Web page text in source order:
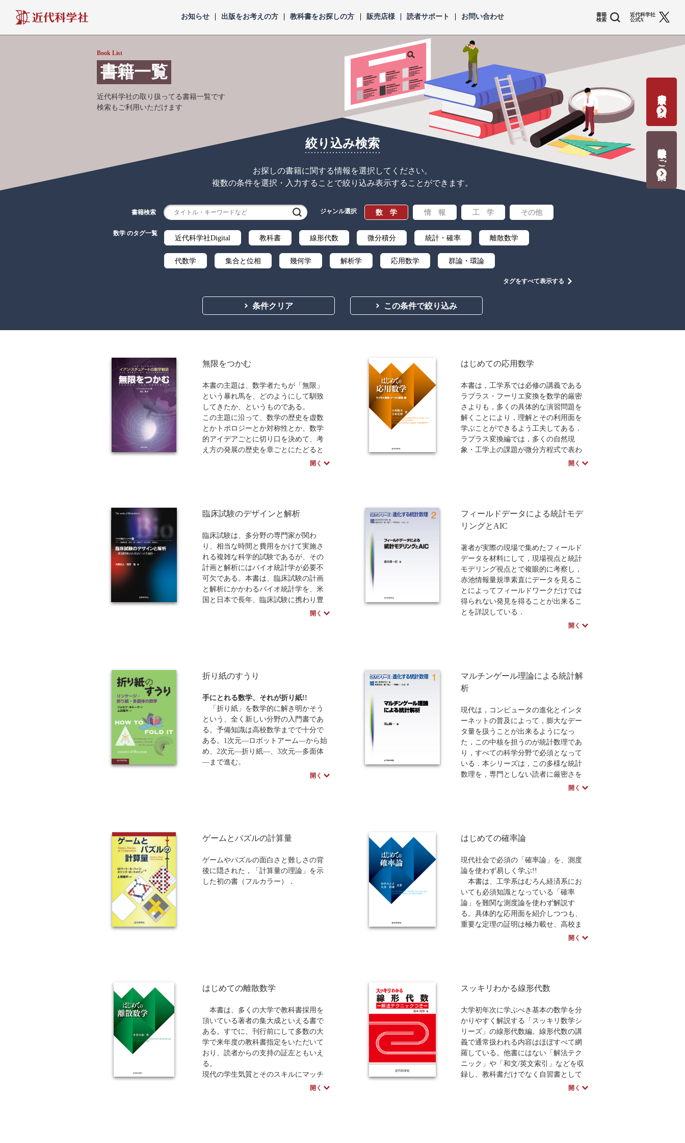
近代科学社
書籍
検索
お知らせ 出版をお考えの方 教科書をお探しの方 販売店様 読者サポート お問い合わせ
近代科学社
公式X
Book List
書籍一覧
近代科学社の取り扱ってる書籍一覧です
検索もご利用いただけます
絞り込み検索
お探しの書籍に関する情報を選択してください。
複数の条件を選択・入力することで絞り込み表示することができます。
書籍検索 検索
ジャンル選択 数 学 情 報 工 学 その他
数学 のタグ一覧
近代科学社Digital 教科書 線形代数 微分積分 統計・確率 離散数学
代数学 集合と位相 幾何学 解析学 応用数学 群論・環論
中学・高校数学
タグをすべて表示する
条件クリア この条件で絞り込み
無限をつかむ
本書の主題は、数学者たちが「無限」
という暴れ馬を、どのようにして馴致
してきたか、というものである。
この主題に沿って、数学の歴史を虚数
とかトポロジーとか対称性とか、数学
的アイデアごとに切り口を決めて、考
え方の発展の歴史を章ごとにたどると
いう趣向の本である。数学の歴史を読
開く
はじめての応用数学
本書は，工学系では必修の講義である
ラプラス・フーリエ変換を数学的厳密
さよりも，多くの具体的な演習問題を
解くことにより，理解とその利用面を
学ぶことができるよう工夫してある．
ラプラス変換編では，多くの自然現
象・工学上の課題が微分方程式で表わ
されることを示し，それを解く道具と
がある．そこで本書では，表計算ソフ
トを利用して視覚的に確認しながら進
章末には演習問題とそのほぼ完全解を
掲載して，確実な理解ができるよう工
夫.
開く
臨床試験のデザインと解析
臨床試験は、多分野の専門家が関わ
り、相当な時間と費用をかけて実施さ
れる複雑な科学的試験であるが、その
計画と解析にはバイオ統計学が必要不
可欠である。本書は、臨床試験の計画
と解析にかかわるバイオ統計学を、米
国と日本で長年、臨床試験に携わり豊
富な経験をもった二人のバイオ統計家
開く
フィールドデータによる統計モデ
リングとAIC
著者が実際の現場で集めたフィールド
データを材料にして，現場視点と統計
モデリング視点とで複眼的に考察し，
赤池情報量規準素直にデータを見るこ
とによってフィールドワークだけでは
得られない発見を得ることが出来るこ
とを詳説している．
数理を得意としないフィールドワー
についての異色の入門書である．
開く
折り紙のすうり
手にとれる数学、それが折り紙!!
「折り紙」を数学的に解き明かそう
という、全く新しい分野の入門書であ
る。予備知識は高校数学までで十分で
ある。1次元―ロボットアーム―から始
め、2次元―折り紙―、3次元―多面体
―まで進む。
想定読者を数学初学者としているた
めることができる。まさに、実体のあ
く学ぶことのできる良書である。
開く
マルチンゲール理論による統計解
析
現代は，コンピュータの進化とインタ
ーネットの普及によって，膨大なデー
タ量を扱うことが出来るようになっ
た，この中核を担うのが統計数理であ
り，すべての科学分野で必須となって
いる．本シリーズは，この多様な統計
数理を，専門としない読者に厳密さを
損なうことなく平易に理解できるよう
・フィールドデータによる統計モデリ
・法廷のための統計リテラシー
・遺伝的アルゴリズムとその統計的理
・ファイナンスのための統計学
等々
本書紹介
マルチンゲール理論は，計量経済や臨
床統計において実用化されているさま
を，厳密さを損なうことなく平易に解
統計学の研究者を目指す学部上級～大
学院生や，まだ同理論に精通していな
い研究者の方々が本格的研究を始める
にあたっての基礎作りをするための好
個な１冊である．
開く
ゲームとパズルの計算量
ゲームやパズルの面白さと難しさの背
後に隠された，「計算量の理論」を示
した初の書（フルカラー）．
はじめての確率論
現代社会で必須の「確率論」を、測度
論を使わず易しく学ぶ!!
本書は、工学系はむろん経済系にお
いても必須知識となっている「確率
論」を難関な測度論を使わず解説す
る。具体的な応用面を紹介しつつも、
重要な定理の証明は極力載せ、高校ま
での微分積分学の知識で理解できるよ
適な書である。
開く
はじめての離散数学
本書は、多くの大学で教科書採用を
頂いている著者の集大成といえる書で
ある。すでに、刊行前にして多数の大
学で来年度の教科書指定をいただいて
おり、読者からの支持の証左ともいえ
る。
現代の学生気質とそのスキルにマッチ
開く
スッキリわかる線形代数
大学初年次に学ぶべき基本の数学を分
かりやすく解説する「スッキリ数学シ
リーズ」の線形代数編。線形代数の講
義で通常扱われる内容はほぼすべて網
羅している。他書にはない「解法テク
ニック」や「和文/英文索引」などを収
録し、教科書だけでなく自習書として
開く
書籍出版の応募・相談
教科書献本のご案内